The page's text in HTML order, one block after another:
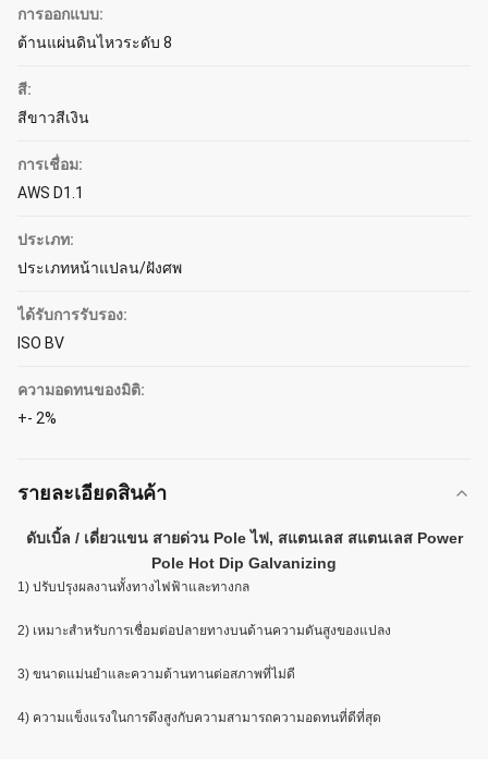
การออกแบบ:
ต้านแผ่นดินไหวระดับ 8
สี:
สีขาวสีเงิน
การเชื่อม:
AWS D1.1
ประเภท:
ประเภทหน้าแปลน/ฝังศพ
ได้รับการรับรอง:
ISO BV
ความอดทนของมิติ:
+- 2%
รายละเอียดสินค้า
ดับเบิ้ล / เดี่ยวแขน สายด่วน Pole ไฟ, สแตนเลส สแตนเลส Power
Pole Hot Dip Galvanizing
1) ปรับปรุงผลงานทั้งทางไฟฟ้าและทางกล
2) เหมาะสําหรับการเชื่อมต่อปลายทางบนด้านความดันสูงของแปลง
3) ขนาดแม่นยําและความต้านทานต่อสภาพที่ไม่ดี
4) ความแข็งแรงในการดึงสูงกับความสามารถความอดทนที่ดีที่สุด